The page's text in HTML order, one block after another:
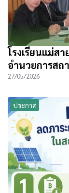
โรงเรียนแม่ส
อำนวยการส
27/05/2026
ประกาศ